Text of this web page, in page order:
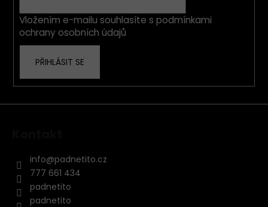
Vložením e-mailu souhlasíte s podmínkami
ochrany osobních údajů
PŘIHLÁSIT SE
info@padnetito.cz
777 661 434
padnetito
padnetito